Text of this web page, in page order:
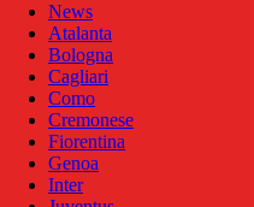
News
Atalanta
Bologna
Cagliari
Como
Cremonese
Fiorentina
Genoa
Inter